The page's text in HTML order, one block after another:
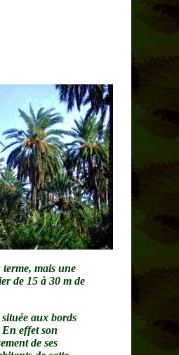
mais une
de 15 à 30 m de
aux bords
effet son
de ses